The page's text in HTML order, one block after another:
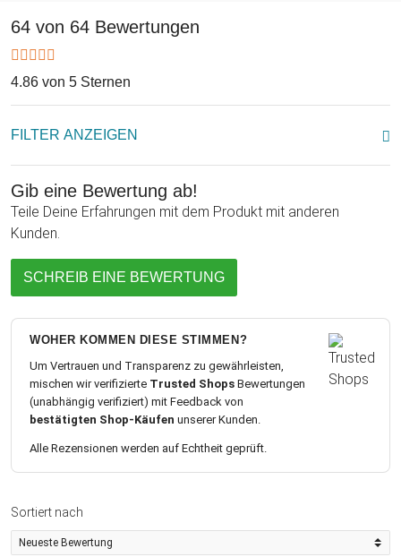
Konfirmationsdatum. Vorne verewigen wir die Namen der
Schenkenden mit dem Schriftzug "Alles Liebe wünschen...".
ein und schon kreieren wir extra für Dich Dein einzigartiges
Konfirmations Geschenk.
64 von 64 Bewertungen
4.86 von 5 Sternen
FILTER ANZEIGEN
Gib eine Bewertung ab!
Teile Deine Erfahrungen mit dem Produkt mit anderen
Kunden.
SCHREIB EINE BEWERTUNG
WOHER KOMMEN DIESE STIMMEN?
Um Vertrauen und Transparenz zu gewährleisten,
mischen wir verifizierte Trusted Shops Bewertungen
(unabhängig verifiziert) mit Feedback von
bestätigten Shop-Käufen unserer Kunden.
Alle Rezensionen werden auf Echtheit geprüft.
Sortiert nach